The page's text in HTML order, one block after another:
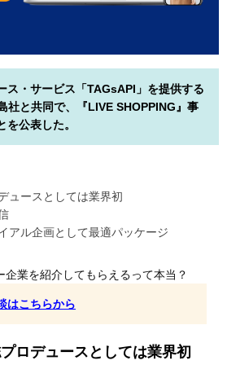
ス・サービス「TAGsAPI」を提供する
社と共同で、『LIVE SHOPPING』事
公表した。
ュースとしては業界初
アル企画として最適パッケージ
企業を紹介してもらえるって本当？
はこちらから
ロデュースとしては業界初